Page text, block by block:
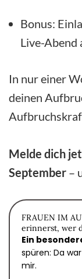
Bonus:
Live-Abend
In nur einer
deinen
Melde dich
September –
FRAUEN IM
erinnerst, wer
Ein
spüren: Da
mir.